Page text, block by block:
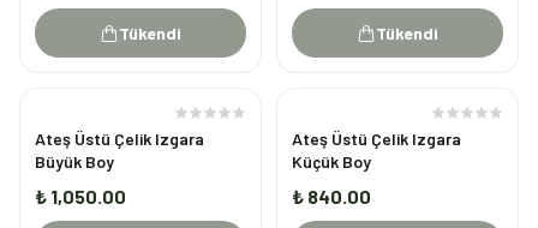
Tükendi Tükendi
Ateş Üstü Çelik Izgara
Büyük Boy
₺ 1,050.00
Ateş Üstü Çelik Izgara
Küçük Boy
₺ 840.00